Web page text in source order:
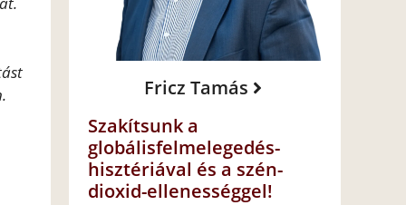
Fricz Tamás
Szakítsunk a
globálisfelmelegedés-
hisztériával és a szén-
dioxid-ellenességgel!